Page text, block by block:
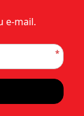
de filiação a
previsto no
(Decreto-
2 a 5 anos de
ou
para os
e-mail.
*